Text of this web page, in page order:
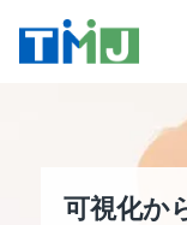
可視化か